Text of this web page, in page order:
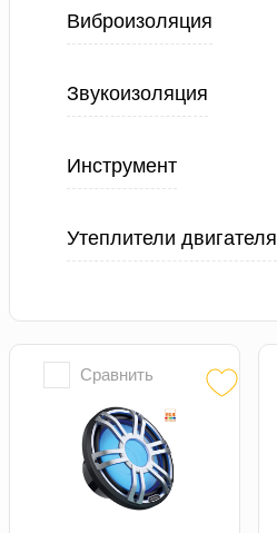
Виброизоляция
Звукоизоляция
Инструмент
Утеплители двигателя
Сравнить